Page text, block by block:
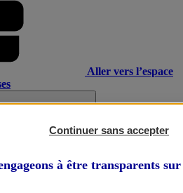
Aller vers l’espace
Continuer sans accepter
à être transparents